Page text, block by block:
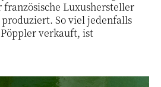
Luxushersteller
So viel jedenfalls
verkauft, ist